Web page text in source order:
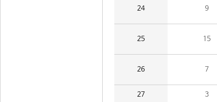
24 9
25 15
26 7
27 3